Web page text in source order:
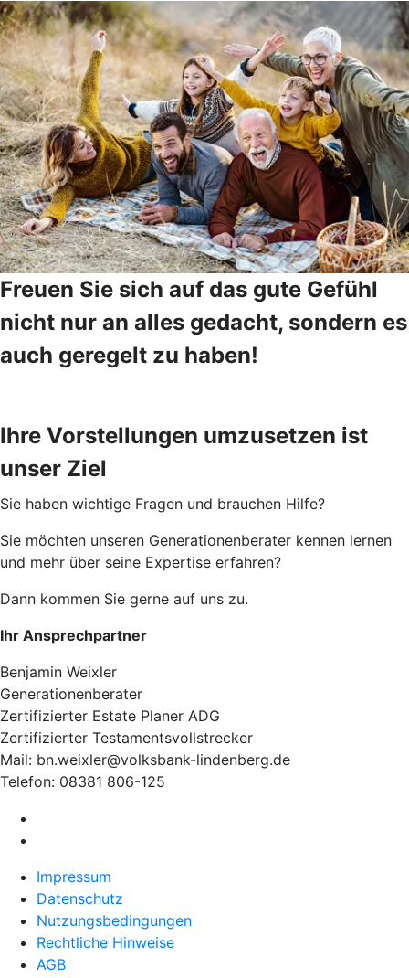
Freuen Sie sich auf das gute Gefühl
nicht nur an alles gedacht, sondern es
auch geregelt zu haben!
Ihre Vorstellungen umzusetzen ist
unser Ziel
Sie haben wichtige Fragen und brauchen Hilfe?
Sie möchten unseren Generationenberater kennen lernen
und mehr über seine Expertise erfahren?
Dann kommen Sie gerne auf uns zu.
Ihr Ansprechpartner
Benjamin Weixler
Generationenberater
Zertifizierter Estate Planer ADG
Zertifizierter Testamentsvollstrecker
Mail: bn.weixler@volksbank-lindenberg.de
Telefon: 08381 806-125
Impressum
Datenschutz
Nutzungsbedingungen
Rechtliche Hinweise
AGB